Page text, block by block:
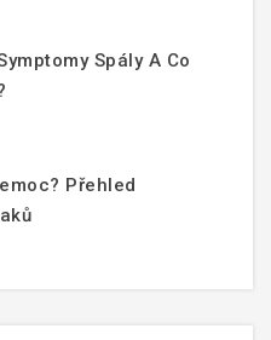
Spály A Co
Přehled